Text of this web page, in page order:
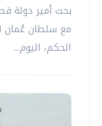
بحث أمير دولة
مع سلطان عُمان
الحكم، اليوم...